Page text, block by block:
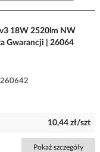
18W 2520lm NW
Gwarancji | 26064
10,44 zł/szt
Pokaż szczegóły